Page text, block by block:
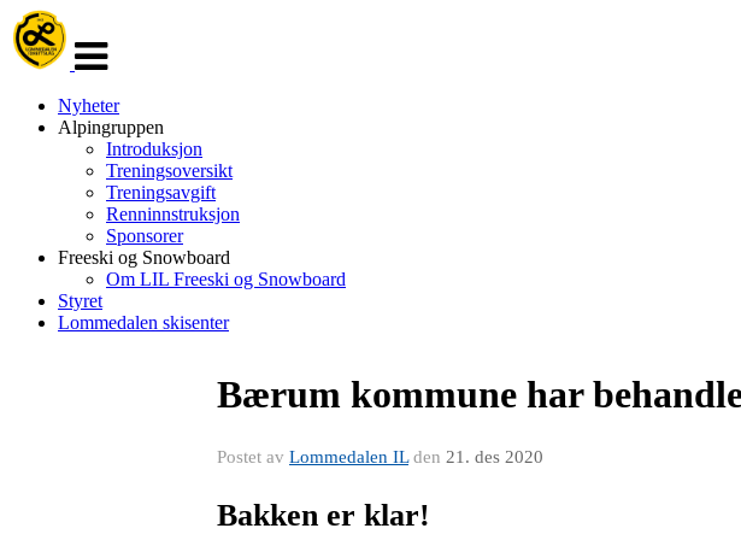
navigasjon
Nyheter
Alpingruppen
Introduksjon
Treningsoversikt
Treningsavgift
Renninnstruksjon
Sponsorer
Freeski og Snowboard
Om LIL Freeski og Snowboard
Styret
Lommedalen skisenter
Bærum kommune har
Postet av Lommedalen ILden 21. des 2020
Bakken er klar!